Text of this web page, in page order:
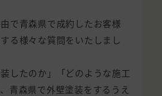
で青森県で成約したお客様
る様々な質問をいたしまし
装したのか」「どのような施工
青森県で外壁塗装をするうえ